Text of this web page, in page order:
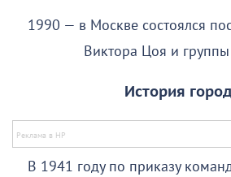
1990 — в Москве состоялся
Виктора Цоя и
История
В 1941 году по приказу